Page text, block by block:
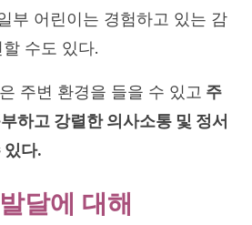
부 어린이는 경험하고 있는 감
수도 있다.
주변 환경을 들을 수 있고 주
하고 강렬한 의사소통 및 정서
있다.
달에 대해